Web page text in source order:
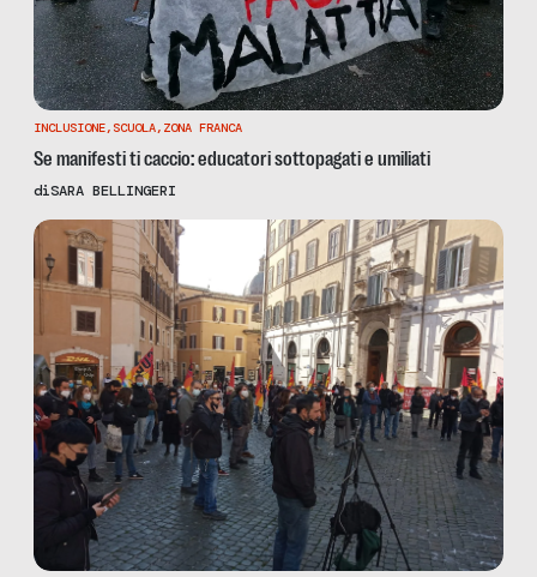
INCLUSIONE, SCUOLA, ZONA FRANCA
Se manifesti ti caccio: educatori sottopagati e umiliati
diSARA BELLINGERI